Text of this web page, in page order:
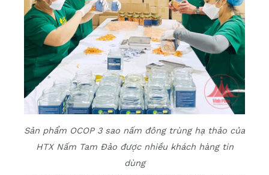
Sản phẩm OCOP 3 sao nấm đông trùng hạ thảo của
HTX Nấm Tam Đảo được nhiều khách hàng tin
dùng